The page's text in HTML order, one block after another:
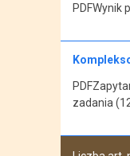
PDFWynik
zadania